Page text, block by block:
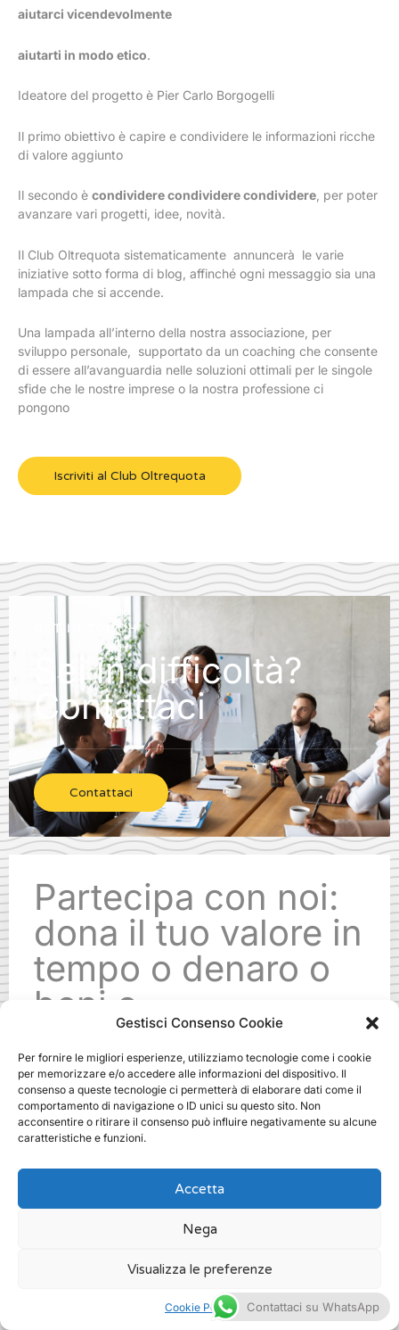
Gestisci Consenso Cookie
Per fornire le migliori esperienze, utilizziamo tecnologie come i cookie
per memorizzare e/o accedere alle informazioni del dispositivo. Il
consenso a queste tecnologie ci permetterà di elaborare dati come il
comportamento di navigazione o ID unici su questo sito. Non
acconsentire o ritirare il consenso può influire negativamente su alcune
caratteristiche e funzioni.
Accetta
Nega
Visualizza le preferenze
Cookie Policy
aiutarci vicendevolmente
aiutarti in modo etico.
Ideatore del progetto è Pier Carlo Borgogelli
Il primo obiettivo è capire e condividere le informazioni ricche
di valore aggiunto
Il secondo è condividere condividere condividere, per poter
avanzare vari progetti, idee, novità.
Il Club Oltrequota sistematicamente annuncerà le varie
iniziative sotto forma di blog, affinché ogni messaggio sia una
lampada che si accende.
Una lampada all’interno della nostra associazione, per
sviluppo personale, supportato da un coaching che consente
di essere all’avanguardia nelle soluzioni ottimali per le singole
sfide che le nostre imprese o la nostra professione ci
pongono
Iscriviti al Club Oltrequota
GET IN TOUCH
Sei in difficoltà?
Contattaci
Contattaci
Partecipa con noi:
dona il tuo valore in
tempo o denaro o
beni o
specializzazioni.
Ti aspettiamo!
fundraising methods come
funziona a roma
Contattaci su WhatsApp